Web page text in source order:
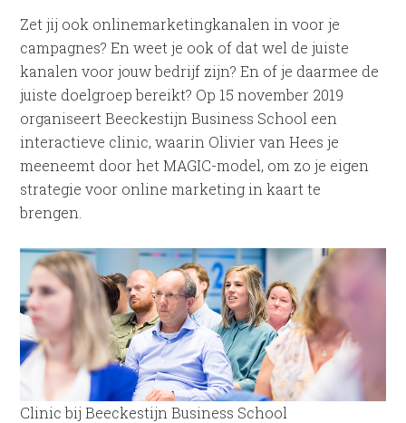
Zet jij ook onlinemarketingkanalen in voor je
campagnes? En weet je ook of dat wel de juiste
kanalen voor jouw bedrijf zijn? En of je daarmee de
juiste doelgroep bereikt? Op 15 november 2019
organiseert Beeckestijn Business School een
interactieve clinic, waarin Olivier van Hees je
meeneemt door het MAGIC-model, om zo je eigen
strategie voor online marketing in kaart te
brengen.
Clinic bij Beeckestijn Business School